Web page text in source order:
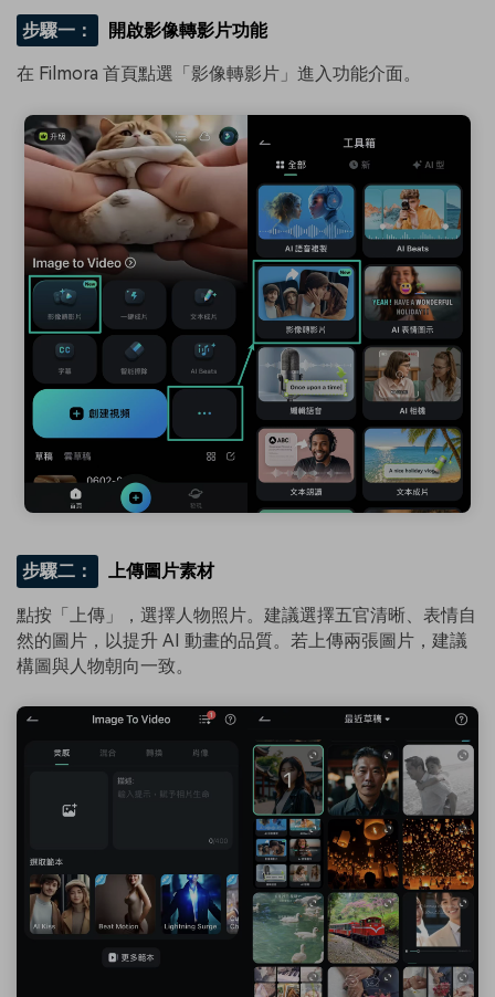
步驟一： 開啟影像轉影片功能
在 Filmora 首頁點選「影像轉影片」進入功能介面。
步驟二： 上傳圖片素材
點按「上傳」，選擇人物照片。建議選擇五官清晰、表情自
然的圖片，以提升 AI 動畫的品質。若上傳兩張圖片，建議
構圖與人物朝向一致。